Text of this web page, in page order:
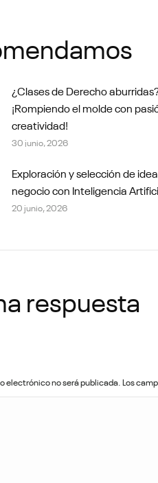
¿Clases de Derecho
¡Rompiendo el molde con
creatividad!
30 junio, 2026
Exploración y selección de
negocio con Inteligencia
20 junio, 2026
respuesta
electrónico no será publicada. Los